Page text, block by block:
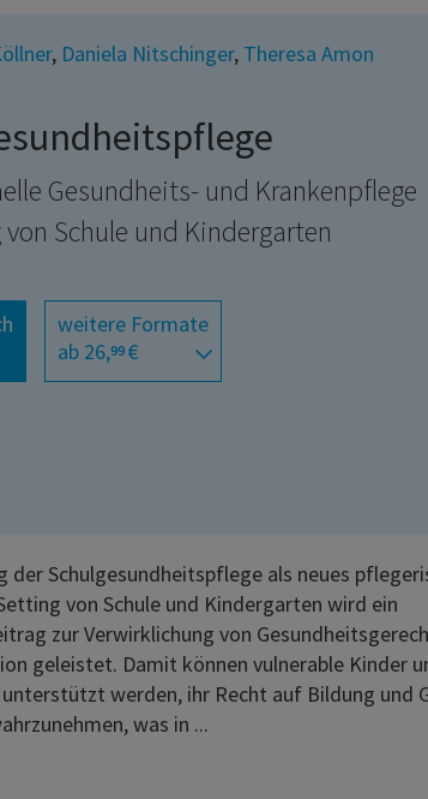
, Daniela Nitschinger, Theresa Amon
Gesundheits- und Krankenpflege
Schule und Kindergarten
weitere Formate
ab 26,99 €
der Schulgesundheitspflege als neues
von Schule und Kindergarten wird ein
zur Verwirklichung von
geleistet. Damit können vulnerable Kinder
werden, ihr Recht auf Bildung und
was in ...